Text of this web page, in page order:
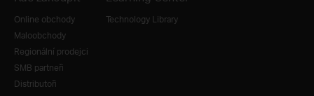
Online obchody
Maloobchody
Regionální prodejci
SMB partneři
Distributoři
Technology Library